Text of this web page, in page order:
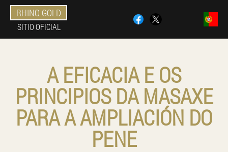
RHINO GOLD
SITIO OFICIAL
A EFICACIA E OS
PRINCIPIOS DA MASAXE
PARA A AMPLIACIÓN DO
PENE